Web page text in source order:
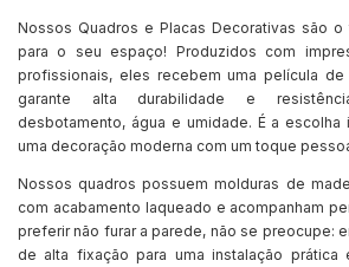
Nossos Quadros e Placas Decorativas são
para o seu espaço! Produzidos com
profissionais, eles recebem uma película
garante alta durabilidade e
desbotamento, água e umidade. É a escolha
uma decoração moderna com um toque
Nossos quadros possuem molduras de
com acabamento laqueado e acompanham
preferir não furar a parede, não se preocupe:
de alta fixação para uma instalação prática